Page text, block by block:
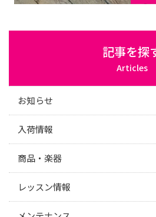
記事を探
Articles
お知らせ
入荷情報
商品・楽器
レッスン情報